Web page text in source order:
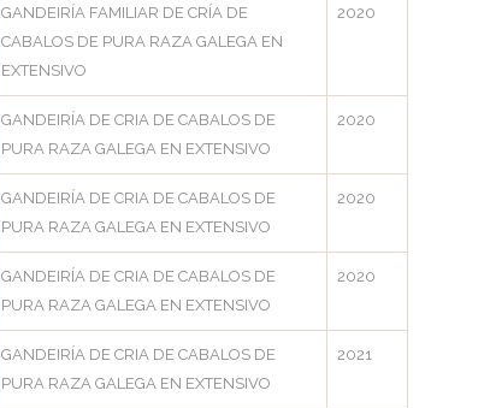
GANDEIRÍA FAMILIAR DE CRÍA DE
CABALOS DE PURA RAZA GALEGA EN
EXTENSIVO
2020
GANDEIRÍA DE CRIA DE CABALOS DE
PURA RAZA GALEGA EN EXTENSIVO
2020
GANDEIRÍA DE CRIA DE CABALOS DE
PURA RAZA GALEGA EN EXTENSIVO
2020
GANDEIRÍA DE CRIA DE CABALOS DE
PURA RAZA GALEGA EN EXTENSIVO
2020
GANDEIRÍA DE CRIA DE CABALOS DE
PURA RAZA GALEGA EN EXTENSIVO
2021